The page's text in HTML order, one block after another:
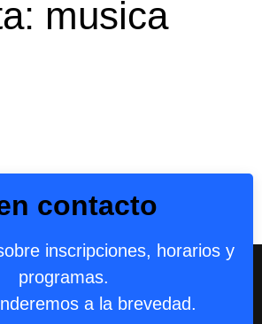
musica
contacto
inscripciones, horarios y
programas.
a la brevedad.